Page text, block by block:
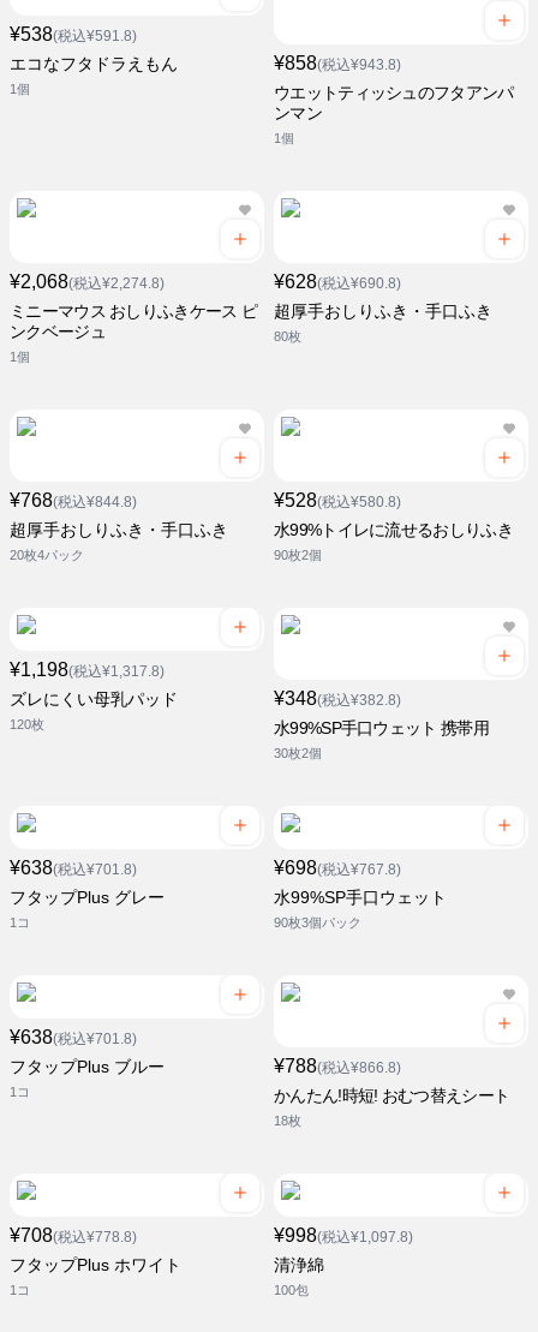
¥538(税込¥591.8)
エコなフタドラえもん
1個
¥858(税込¥943.8)
ウエットティッシュのフタアンパ
ンマン
1個
¥2,068(税込¥2,274.8)
ミニーマウス おしりふきケース ピ
ンクベージュ
1個
¥628(税込¥690.8)
超厚手おしりふき・手口ふき
80枚
¥768(税込¥844.8)
超厚手おしりふき・手口ふき
20枚4パック
¥528(税込¥580.8)
水99%トイレに流せるおしりふき
90枚2個
¥1,198(税込¥1,317.8)
ズレにくい母乳パッド
120枚
¥348(税込¥382.8)
水99%SP手口ウェット 携帯用
30枚2個
¥638(税込¥701.8)
フタップPlus グレー
1コ
¥698(税込¥767.8)
水99%SP手口ウェット
90枚3個パック
¥638(税込¥701.8)
フタップPlus ブルー
1コ
¥788(税込¥866.8)
かんたん!時短! おむつ替えシート
18枚
¥708(税込¥778.8)
フタップPlus ホワイト
1コ
¥998(税込¥1,097.8)
清浄綿
100包